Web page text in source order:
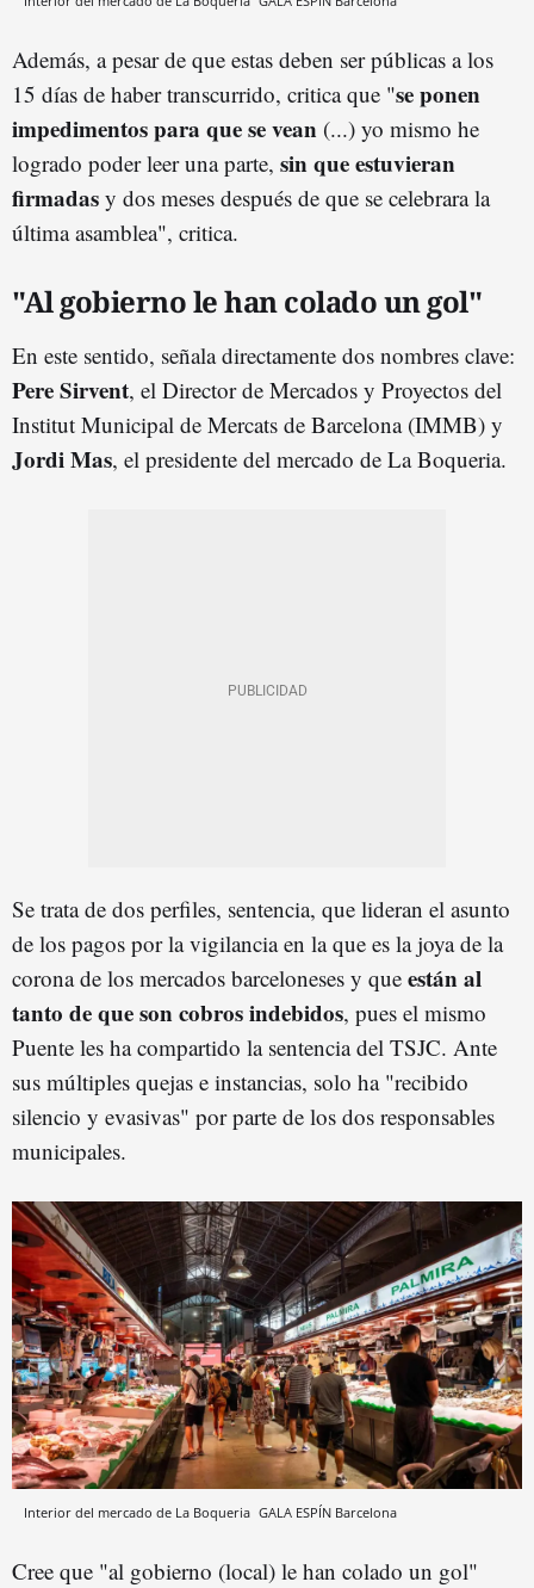
Además, a pesar de que estas deben ser públicas a los
15 días de haber transcurrido, critica que "se ponen
impedimentos para que se vean (...) yo mismo he
logrado poder leer una parte, sin que estuvieran
firmadas y dos meses después de que se celebrara la
última asamblea", critica.
"Al gobierno le han colado un gol"
En este sentido, señala directamente dos nombres clave:
Pere Sirvent, el Director de Mercados y Proyectos del
Institut Municipal de Mercats de Barcelona (IMMB) y
Jordi Mas, el presidente del mercado de La Boqueria.
Se trata de dos perfiles, sentencia, que lideran el asunto
de los pagos por la vigilancia en la que es la joya de la
corona de los mercados barceloneses y que están al
tanto de que son cobros indebidos, pues el mismo
Puente les ha compartido la sentencia del TSJC. Ante
sus múltiples quejas e instancias, solo ha "recibido
silencio y evasivas" por parte de los dos responsables
municipales.
Interior del mercado de La Boqueria GALA ESPÍN Barcelona
Cree que "al gobierno (local) le han colado un gol"